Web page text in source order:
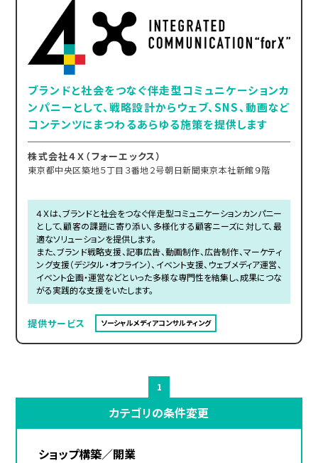
ブランドと社会をつなぐ伴走型コミュニケーションカ
ンパニーとして、戦略設計からウェブ、SNS、動画など
コンテンツにまつわるあらゆる施策を提供します
株式会社４Ｘ（フォーエックス）
東京都中央区築地５丁目３番地２号朝日新聞東京本社新館９階
４Ｘは、ブランドと社会をつなぐ伴走型コミュニケーションカンパニー
として、顧客の課題に寄り添い、多様化する顧客ニーズに対して、最
適なソリューションを提供します。
また、ブランド戦略支援、記事広告、動画制作、広告制作、マーケティ
ング支援（デジタル・オフライン）、イベント支援、ウェブメディア運営、
イベント企画・運営などといった多様な専門性を結集し、成果につな
がる実践的な支援をいたします。
提供サービス ソーシャルメディアコンサルティング
1
カテゴリの条件変更
ショップ構築／開業